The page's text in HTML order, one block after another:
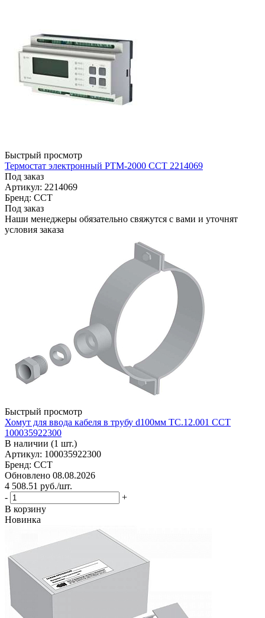
Быстрый просмотр
Термостат электронный РТМ-2000 ССТ 2214069
Под заказ
Артикул: 2214069
Бренд: ССТ
Под заказ
Наши менеджеры обязательно свяжутся с вами и уточнят
условия заказа
Быстрый просмотр
Хомут для ввода кабеля в трубу d100мм ТС.12.001 ССТ
100035922300
В наличии (1 шт.)
Артикул: 100035922300
Бренд: ССТ
Обновлено 08.08.2026
4 508.51 руб./шт.
-
+
В корзину
Новинка